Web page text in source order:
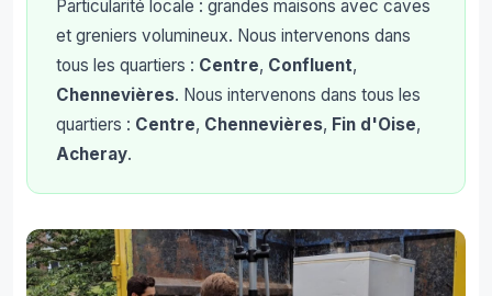
Particularité locale : grandes maisons avec caves
et greniers volumineux. Nous intervenons dans
tous les quartiers : Centre, Confluent,
Chennevières. Nous intervenons dans tous les
quartiers : Centre, Chennevières, Fin d'Oise,
Acheray.